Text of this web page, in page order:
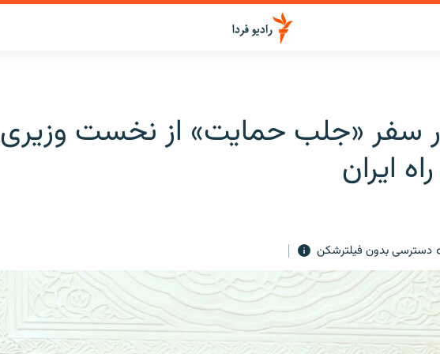
سفر «جلب حمایت» از نخست وزیری
ایران
دسترسی بدون فیلترشکن